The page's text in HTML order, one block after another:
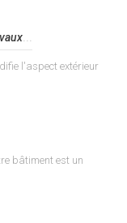
l'aspect extérieur
bâtiment est un